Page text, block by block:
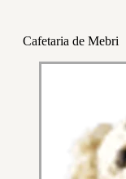
Cafetaria de Mebri